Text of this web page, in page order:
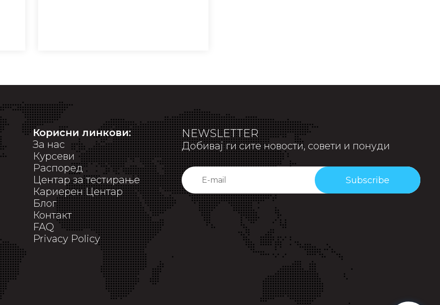
Корисни линкови:
За нас
Курсеви
Распоред
Центар за тестирање
Кариерен Центар
Блог
Контакт
FAQ
Privacy Policy
NEWSLETTER
Добивај ги сите новости, совети и понуди
Subscribe